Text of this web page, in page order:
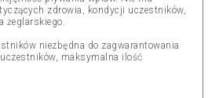
zdrowia, kondycji uczestników,
żeglarskiego.
niezbędna do zagwarantowania
maksymalna ilość